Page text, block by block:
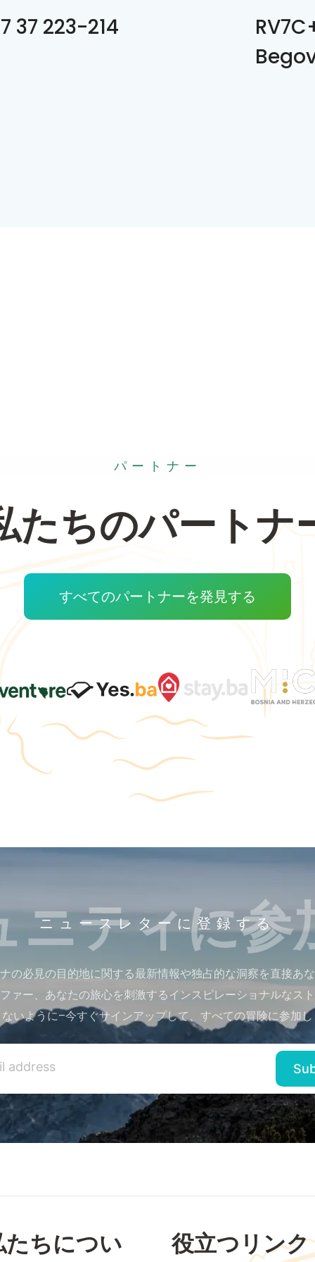
37 223-214
パートナー
たちのパートナ
すべてのパートナーを発見する
ニュースレターに登録する
ニティに参
の必見の目的地に関する最新情報や独占的な洞察を直接あ
ァー、あなたの旅心を刺激するインスピレーショナルなス
いように–今すぐサインアップして、すべての冒険に参加
たちについ
役立つリンク